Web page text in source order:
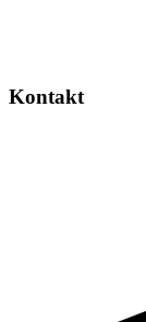
Kontakt